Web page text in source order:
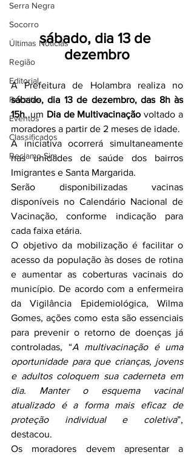
Serra Negra
Socorro
Últimas Notícias
Região
Editorial
Receitas
Eventos
Classificados
Reclamo Sim
sábado, dia 13 de
dezembro
sábado, dia 13 de dezembro, das 8h às
15h, um Dia de Multivacinação voltado a
moradores a partir de 2 meses de idade.
A iniciativa ocorrerá simultaneamente
nas unidades de saúde dos bairros
Imigrantes e Santa Margarida.
Serão disponibilizadas vacinas
disponíveis no Calendário Nacional de
Vacinação, conforme indicação para
cada faixa etária.
O objetivo da mobilização é facilitar o
acesso da população às doses de rotina
e aumentar as coberturas vacinais do
município. De acordo com a enfermeira
da Vigilância Epidemiológica, Wilma
Gomes, ações como esta são essenciais
para prevenir o retorno de doenças já
controladas, “A multivacinação é uma
oportunidade para que crianças, jovens
e adultos coloquem sua caderneta em
dia. Manter o esquema vacinal
atualizado é a forma mais eficaz de
proteção individual e coletiva”,
destacou.
Os moradores devem apresentar a